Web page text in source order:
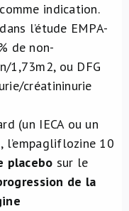
indication.
l’étude EMPA-
de non-
1,73m2, ou DFG
créatininurie
(un IECA ou un
l’empagliflozine 10
placebo sur le
de la